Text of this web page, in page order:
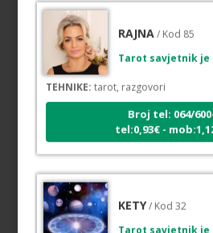
Tarot savjetnik je
TEHNIKE:tarot, razgovori
Broj tel: 064/600-
tel:0,93€ -
Tarot savjetnik je